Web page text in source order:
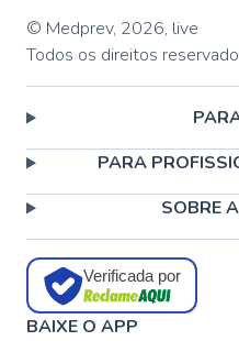
© Medprev, 2026, live
Todos os direitos
PARA
SOBRE
Verificada por
BAIXE O APP